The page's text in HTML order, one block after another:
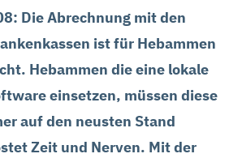
Die Abrechnung mit den
ist für Hebammen
Hebammen die eine lokale
einsetzen, müssen diese
auf den neusten Stand
Zeit und Nerven. Mit der